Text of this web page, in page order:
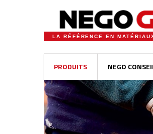
LA RÉFÉRENCE EN
PRODUITS NEGO